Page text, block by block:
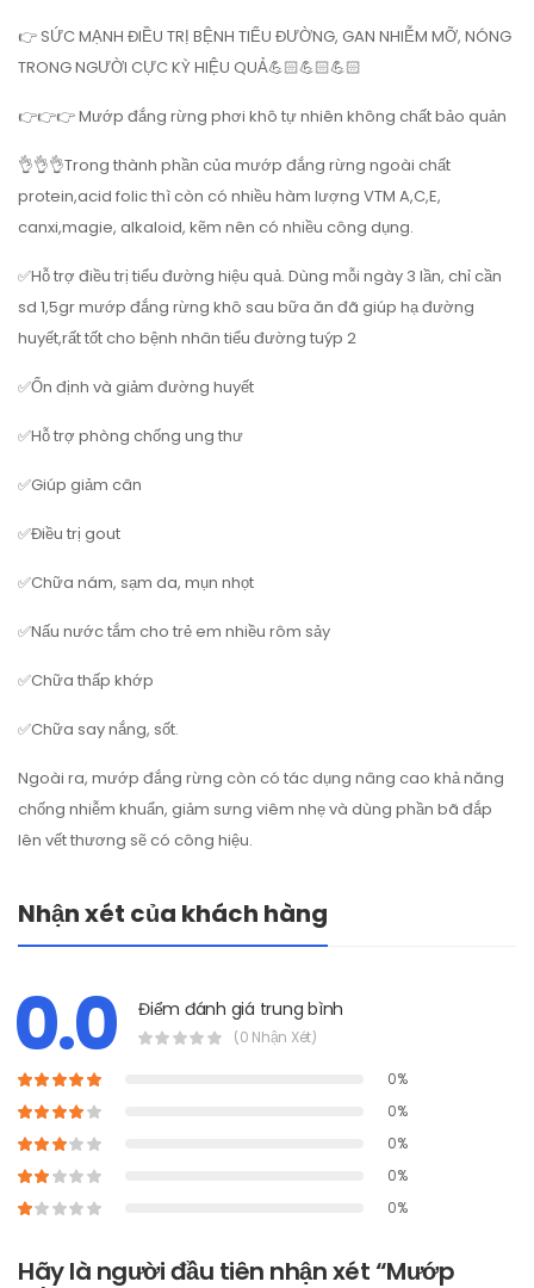
👉SỨC MẠNH ĐIỀU TRỊ BỆNH TIỂU ĐƯỜNG, GAN NHIỄM MỠ, NÓNG
TRONG NGƯỜI CỰC KỲ HIỆU QUẢ💪🏻💪🏻💪🏻
👉👉👉Mướp đắng rừng phơi khô tự nhiên không chất bảo quản
👌👌👌Trong thành phần của mướp đắng rừng ngoài chất
protein,acid folic thì còn có nhiều hàm lượng VTM A,C,E,
canxi,magie, alkaloid, kẽm nên có nhiều công dụng.
✅Hỗ trợ điều trị tiểu đường hiệu quả. Dùng mỗi ngày 3 lần, chỉ cần
sd 1,5gr mướp đắng rừng khô sau bữa ăn đã giúp hạ đường
huyết,rất tốt cho bệnh nhân tiểu đường tuýp 2
✅Ổn định và giảm đường huyết
✅Hỗ trợ phòng chống ung thư
✅Giúp giảm cân
✅Điều trị gout
✅Chữa nám, sạm da, mụn nhọt
✅Nấu nước tắm cho trẻ em nhiều rôm sảy
✅Chữa thấp khớp
✅Chữa say nắng, sốt.
Ngoài ra, mướp đắng rừng còn có tác dụng nâng cao khả năng
chống nhiễm khuẩn, giảm sưng viêm nhẹ và dùng phần bã đắp
lên vết thương sẽ có công hiệu.
Nhận xét của khách hàng
0.0 Điểm đánh giá trung bình
(0 Nhận Xét)
0%
0%
0%
0%
0%
Hãy là người đầu tiên nhận xét “Mướp